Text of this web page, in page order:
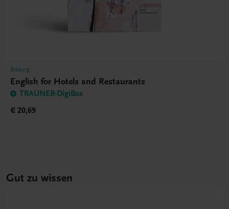
Bildung
English for Hotels and Restaurants
TRAUNER-DigiBox
€ 20,69
Gut zu wissen